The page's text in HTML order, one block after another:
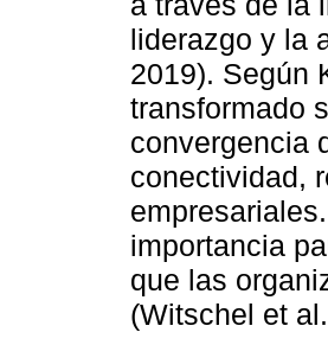
liderazgo y la
2019). Según
transformado
convergencia
conectividad,
importancia
que las
(Witschel et